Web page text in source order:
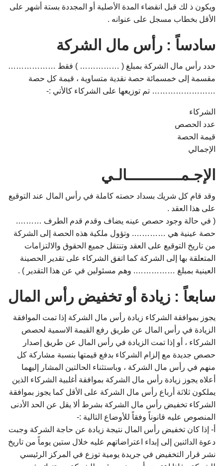
ويكون ذ لك قبل انقضاء المدة الأصلية أو المجددة بستة أشهر على
الأقل بخطاب مسجل على عنوانه .
سادساً : رأس مال الشركة
حدد رأس مال الشركة بمبلغ ( …………… ) فقط ………………
مقسمة إلى خمسمائة حصة نقدية متساوية ، قيمة كل حصة
…………………… تم توزيعها على الشركاء كالأتي :-
الشركاء
عدد الحصص
قيمة الحصة
الإجمالي
الإجـمــــــــــــالـي
وقد قام كل شريك بسداد حصته كاملة في رأس المال عند التوقيع
على هذا العقد .
( في حالة وجود حصص عينه يضاف وقدم قدم الطرف ……….
حصة عينية هي …………. وتؤول ملكية هذه الحصة إلى الشركة
من تاريخ التوقيع على العقد وتنتقل جميع الحقوق والالتزامات
المتعلقة بها إلى الشركة كما اتفق الشركاء على تقدير الحصينة
العينية بمبلغ ……………. وهم مسئولين في عن هذا التقدير ) .
سابعاً : زيادة أو تخفيض رأس المال
يجوز بموافقة الشركاء زيادة رأس مال الشركة إذا تمت الموافقة
الزيادة في رأس المال عن طريق رفع القيمة الاسمية لحصص
الشركاء ، أو إذا تمت الزيادة في رأس المال عن طريق إصدار
حصص جديدة مع إلزام الشركاء بدفع قيمتها بنسبة مشاركة كل
منهم في رأس مال الشركة ، وباستثناء الحالتين المشار إليهما
أعلاه يجوز زيادة رأس مال الشركة بموافقة أغلبية الشركاء الذين
يملكون ثلاثة أرباع رأس مال الشركة على الأقل كما يجوز بموافقة
الشركاء تخفيض رأس مال الشركة بشرط ألا يقل عن الحد الأدنى
المنصوص عليه قانوناً وفقاً للأوضاع التالية :-
أ- إذا كان تخفيض رأس المال نتيجة زيادة عن حاجة الشركة وجبت
دعوة الدائنين إلى إبداء اعتراضاتهم عليه خلال ستين يوماً من تاريخ
نشر قرار التخفيض في جريدة يومية توزع في المركز الرئيسي